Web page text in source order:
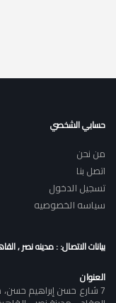
حسابي الشخصي
من نحن
اتصل بنا
تسجيل الدخول
سياسه الخصوصيه
بيانات الاتصال: : مدينه نصر ,
العنوان
7 شارع حسن إبراهيم